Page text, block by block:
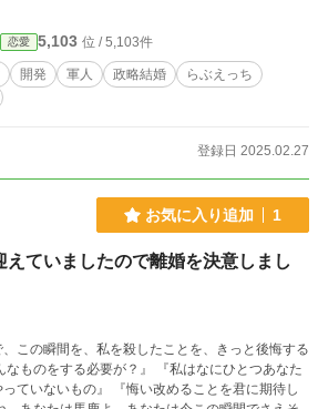
恋愛 5,103 位 / 5,103件
開発 軍人 政略結婚
らぶえっち
登録日 2025.02.27
お気に入り追加 1
ていましたので離婚を決意しまし
、この瞬間を、私を殺したことを、きっと後悔する
ものをする必要が？』 『私はなにひとつあなた
ていないもの』 『悔い改めることを君に期待し